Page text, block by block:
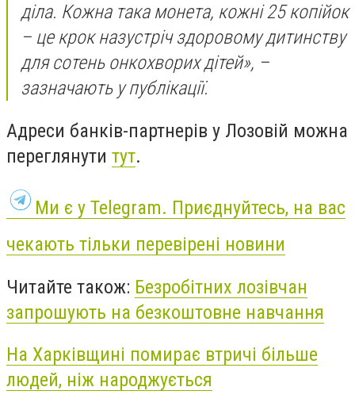
діла. Кожна така монета, кожні 25 копійок
– це крок назустріч здоровому дитинству
для сотень онкохворих дітей», –
зазначають у публікації.
Адреси банків-партнерів у Лозовій можна
переглянути тут.
Ми є у Telegram. Приєднуйтесь, на вас
чекають тільки перевірені новини
Читайте також: Безробітних лозівчан
запрошують на безкоштовне навчання
На Харківщині помирає втричі більше
людей, ніж народжується